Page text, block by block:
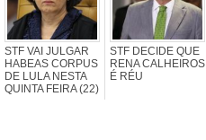
STF VAI JULGAR
HABEAS CORPUS
DE LULA NESTA
QUINTA FEIRA (22)
STF DECIDE QUE
RENA CALHEIROS
É RÉU